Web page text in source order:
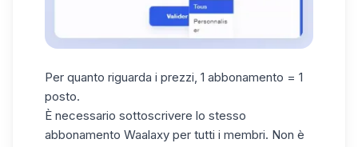
Per quanto riguarda i prezzi, 1 abbonamento = 1
posto.
È necessario sottoscrivere lo stesso
abbonamento Waalaxy per tutti i membri. Non è